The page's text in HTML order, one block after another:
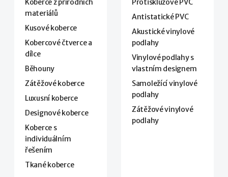
materiálů
Kusové koberce
Kobercové čtverce a
dílce
Běhouny
Zátěžové koberce
Luxusní koberce
Designové koberce
Koberce s
individuálním
řešením
Tkané koberce
Antistatické PVC
Akustické vinylové
podlahy
Vinylové podlahy s
vlastním designem
Samoležící vinylové
podlahy
Zátěžové vinylové
podlahy